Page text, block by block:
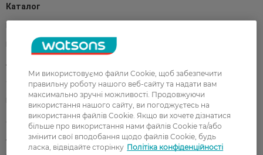
Каталог
Парфуми
Акції
Обличчя Тіло
Волосся
Аксесуари Дерматокосметика
Ми використовуємо файли Cookie, щоб забезпечити
правильну роботу нашого веб-сайту та надати вам
максимально зручні можливості. Продовжуючи
використання нашого сайту, ви погоджуєтесь на
використання файлів Cookie. Якщо ви хочете дізнатися
більше про використання нами файлів Cookie та/або
змінити свої вподобання щодо файлів Cookie, будь
ласка, відвідайте сторінку Політіка конфіденційності